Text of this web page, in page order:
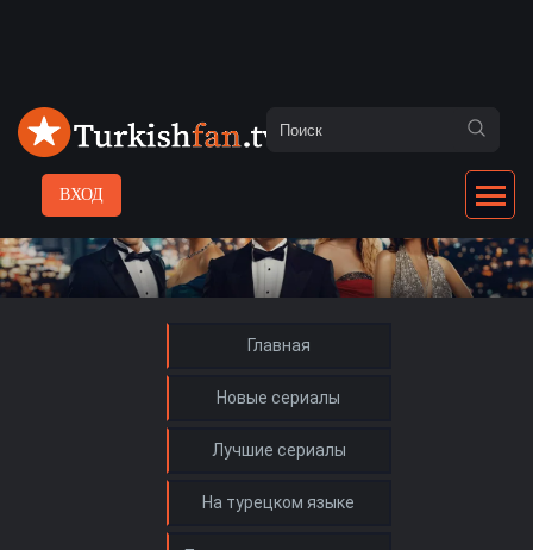
ВХОД
Главная
Новые сериалы
Лучшие сериалы
На турецком языке